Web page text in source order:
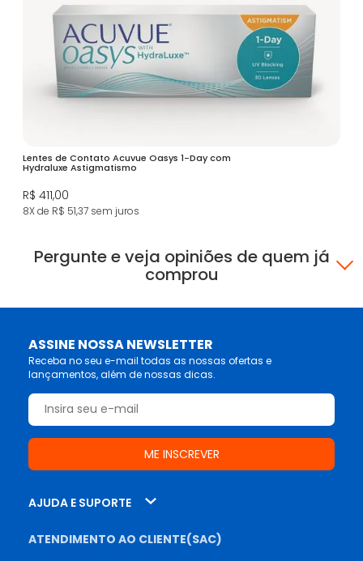
Lentes de Contato Acuvue Oasys 1-Day com
Hydraluxe Astigmatismo
R$ 411,00
8X de R$ 51,37 sem juros
Pergunte e veja opiniões de quem já
comprou
ASSINE NOSSA NEWSLETTER
Receba no seu e-mail todas as nossas ofertas e
lançamentos, além de nossas dicas.
AJUDA E SUPORTE
ATENDIMENTO AO CLIENTE(SAC)